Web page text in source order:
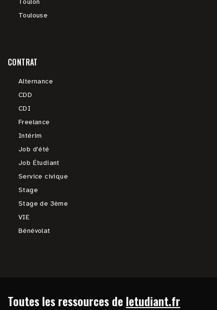
Toulon
Toulouse
CONTRAT
Alternance
CDD
CDI
Freelance
Intérim
Job d'été
Job Étudiant
Service civique
Stage
Stage de 3ème
VIE
Bénévolat
Toutes les ressources de letudiant.fr